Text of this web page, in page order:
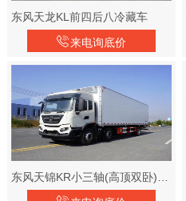
东风天龙KL前四后八冷藏车
来电询底价